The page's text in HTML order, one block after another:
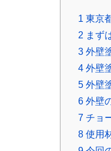
1 東京
2 まず
3 外壁
4 外壁
5 外壁
6 外壁
7 チョ
8 使用